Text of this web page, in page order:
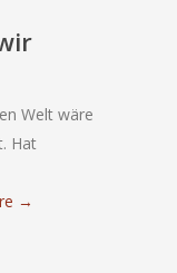
Welt wäre
Hat
→